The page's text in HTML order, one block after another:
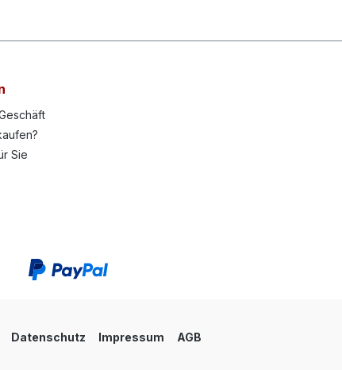
Sie
Datenschutz Impressum AGB